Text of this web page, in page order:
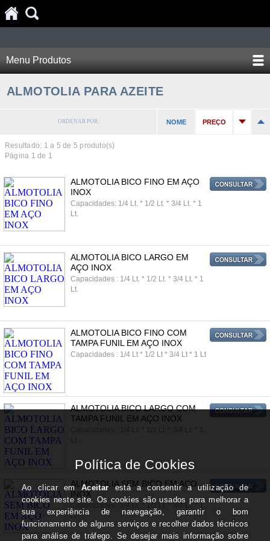
Menu Produtos
ALMOTOLIA PARA AZEITE
ORDENAR POR: NOME PREÇO
Resultado: 1 a 5 de 5 produto(s)
Página 1 de 1
ALMOTOLIA BICO FINO EM AÇO
INOX
Capacidades: 1/4 Lt. * 1/2 Lt. * 3/4 Lt. * 1
Lt.
ALMOTOLIA BICO LARGO EM
AÇO INOX
Capacidades : 1/4 Lt. * 1/2 Lt. * 3/4 Lt. * 1
Lt.
ALMOTOLIA BICO FINO COM
TAMPA FUNIL EM AÇO INOX
Capacidades : 1/4 Lt * 1/2 Lt * 3/4 Lt * 1 Lt
ALMOTOLIA BICO LARGO COM
TAMPA FUNIL EM AÇO INOX
ALMOTOLIA SEM BICO EM AÇO
INOX
Capacidades : 1/4 Lt. * 1/2 Lt. * 3/4 Lt. * 1
Lt.